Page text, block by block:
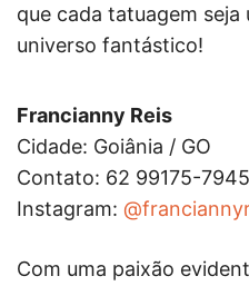
que cada tatuagem
universo fantástico!
Francianny Reis
Cidade: Goiânia / GO
Contato: 62 99175-7945
Instagram:
Com uma paixão